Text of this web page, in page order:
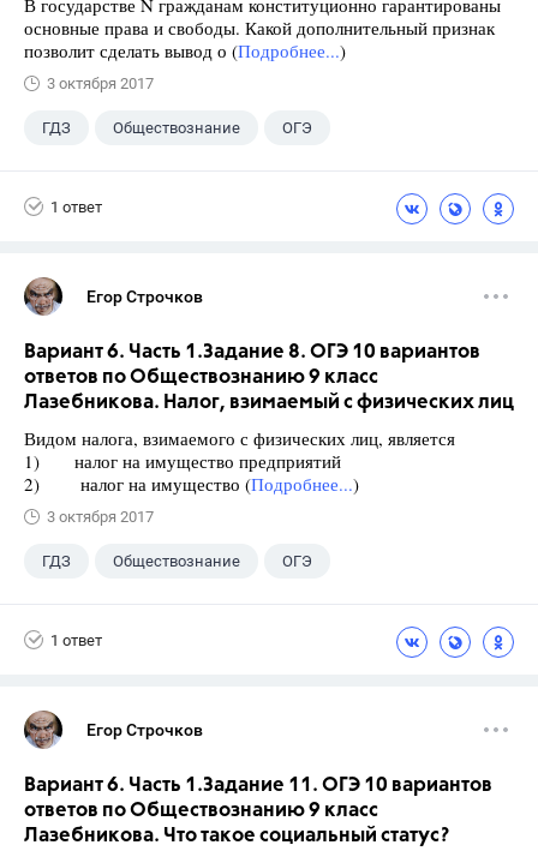
В государстве N гражданам конституционно гарантированы
основные права и свободы. Какой дополнительный признак
позволит сделать вывод о (Подробнее...)
3 октября 2017
ГДЗ Обществознание ОГЭ
1 ответ
Егор Строчков
Вариант 6. Часть 1.Задание 8. ОГЭ 10 вариантов
ответов по Обществознанию 9 класс
Лазебникова. Налог, взимаемый с физических лиц
Видом налога, взимаемого с физических лиц, является
1) налог на имущество предприятий
2) налог на имущество (Подробнее...)
3 октября 2017
ГДЗ Обществознание ОГЭ
1 ответ
Егор Строчков
Вариант 6. Часть 1.Задание 11. ОГЭ 10 вариантов
ответов по Обществознанию 9 класс
Лазебникова. Что такое социальный статус?